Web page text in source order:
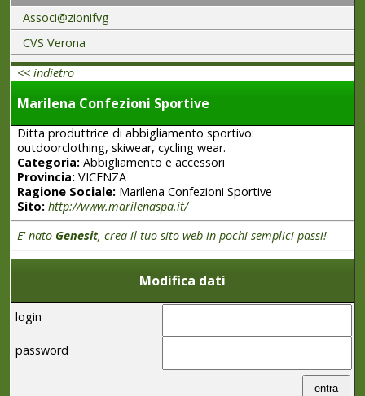
Associ@zionifvg
CVS Verona
<< indietro
Marilena Confezioni Sportive
Ditta produttrice di abbigliamento sportivo:
outdoorclothing, skiwear, cycling wear.
Categoria:Abbigliamento e accessori
Provincia:VICENZA
Ragione Sociale:Marilena Confezioni Sportive
Sito: http://www.marilenaspa.it/
E' nato Genesit, crea il tuo sito web in pochi semplici passi!
Modifica dati
login
password